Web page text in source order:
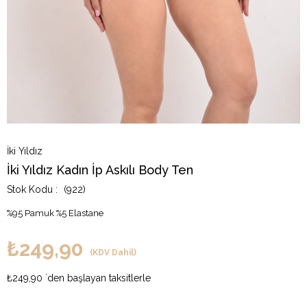
İki Yıldız
İki Yıldız Kadın İp Askılı Body Ten
(922)
%95 Pamuk %5 Elastane
₺249,90 (KDV Dahil)
₺249,90 `den başlayan taksitlerle